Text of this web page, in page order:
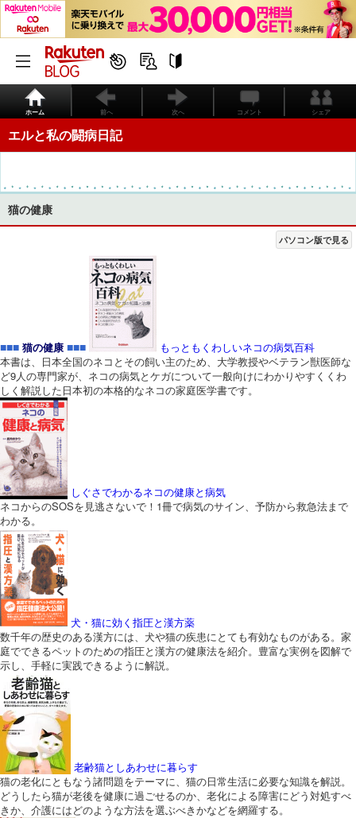
ホーム 前へ 次へ コメント シェア
エルと私の闘病日記
猫の健康
パソコン版で見る
■■■ 猫の健康 ■■■
もっともくわしいネコの病気百科
本書は、日本全国のネコとその飼い主のため、大学教授やベテラン獣医師な
ど9人の専門家が、ネコの病気とケガについて一般向けにわかりやすくくわ
しく解説した日本初の本格的なネコの家庭医学書です。
しぐさでわかるネコの健康と病気
ネコからのSOSを見逃さないで！1冊で病気のサイン、予防から救急法まで
わかる。
犬・猫に効く指圧と漢方薬
数千年の歴史のある漢方には、犬や猫の疾患にとても有効なものがある。家
庭でできるペットのための指圧と漢方の健康法を紹介。豊富な実例を図解で
示し、手軽に実践できるように解説。
老齢猫としあわせに暮らす
猫の老化にともなう諸問題をテーマに、猫の日常生活に必要な知識を解説。
どうしたら猫が老後を健康に過ごせるのか、老化による障害にどう対処すべ
きか、介護にはどのような方法を選ぶべきかなどを網羅する。